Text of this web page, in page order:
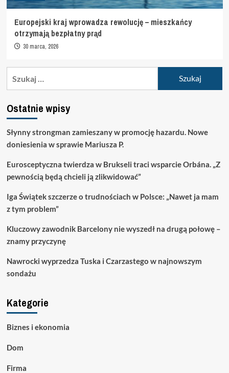
Europejski kraj wprowadza rewolucję – mieszkańcy
otrzymają bezpłatny prąd
30 marca, 2026
Ostatnie wpisy
Słynny strongman zamieszany w promocję hazardu. Nowe
doniesienia w sprawie Mariusza P.
Eurosceptyczna twierdza w Brukseli traci wsparcie Orbána. „Z
pewnością będą chcieli ją zlikwidować”
Iga Świątek szczerze o trudnościach w Polsce: „Nawet ja mam
z tym problem”
Kluczowy zawodnik Barcelony nie wyszedł na drugą połowę –
znamy przyczynę
Nawrocki wyprzedza Tuska i Czarzastego w najnowszym
sondażu
Kategorie
Biznes i ekonomia
Dom
Firma